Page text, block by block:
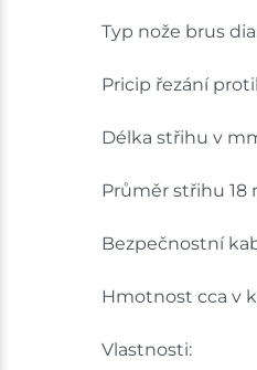
Typ nože brus
Pricip řezání
Délka střihu v
Průměr střihu 18
Bezpečnostní
Hmotnost cca v
Vlastnosti: